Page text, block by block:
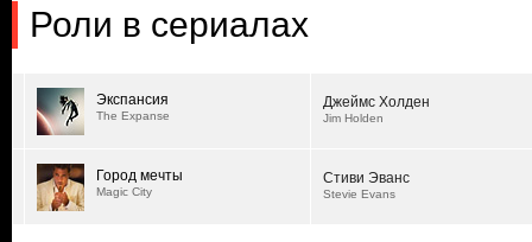
Роли в сериалах
Экспансия
The Expanse
Джеймс Холден
Jim Holden
Город мечты
Magic City
Стиви Эванс
Stevie Evans